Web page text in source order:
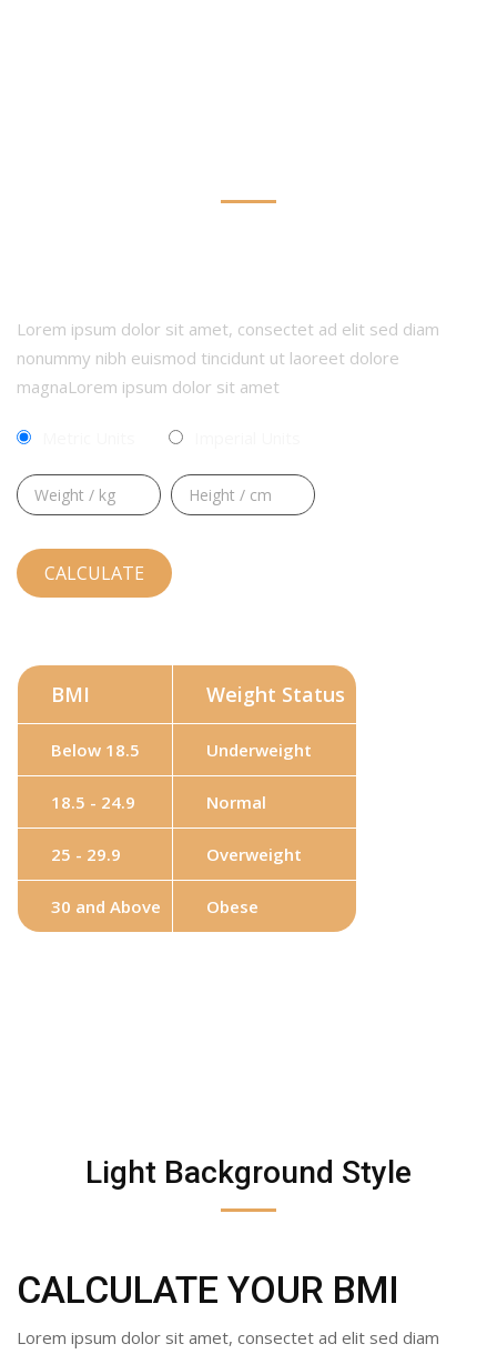
Lorem ipsum dolor sit amet, consectet ad elit sed diam
nonummy nibh euismod tincidunt ut laoreet dolore
magnaLorem ipsum dolor sit amet
BMI Weight Status
Below 18.5 Underweight
18.5 - 24.9 Normal
25 - 29.9 Overweight
30 and Above Obese
Light Background Style
CALCULATE YOUR BMI
Lorem ipsum dolor sit amet, consectet ad elit sed diam